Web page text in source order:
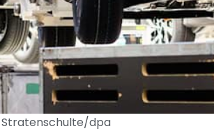
Stratenschulte/dpa